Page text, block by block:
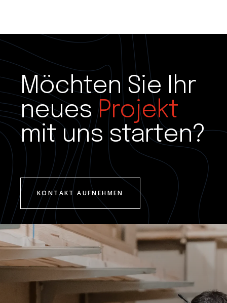
Möchten Sie Ihr
neues Projekt
mit uns starten?
KONTAKT AUFNEHMEN